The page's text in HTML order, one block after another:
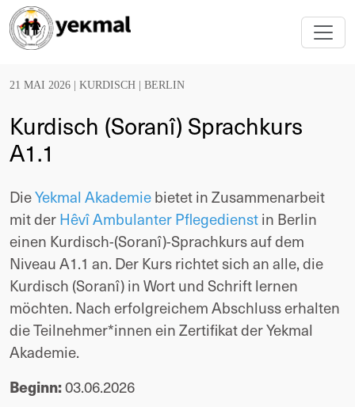
21 MAI 2026 | KURDISCH BERLIN
Kurdisch (Soranî) Sprachkurs
A1.1
Die Yekmal Akademie bietet in Zusammenarbeit
mit der Hêvî Ambulanter Pflegedienst in Berlin
einen Kurdisch-(Soranî)-Sprachkurs auf dem
Niveau A1.1 an. Der Kurs richtet sich an alle, die
Kurdisch (Soranî) in Wort und Schrift lernen
möchten. Nach erfolgreichem Abschluss erhalten
die Teilnehmer*innen ein Zertifikat der Yekmal
Akademie.
Beginn: 03.06.2026